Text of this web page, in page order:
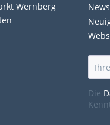
Wernberg
Die